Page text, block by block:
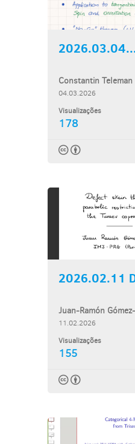
Constantin Teleman
04.03.2026
Visualizações
178
2026.02.11
Juan-Ramón
11.02.2026
Visualizações
155